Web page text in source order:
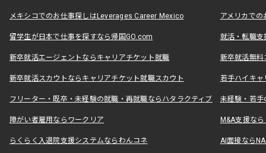
メキシコでのお仕事探しはLeverages Career Mexico アメリカで
留学生が日本で仕事を探すなら帰国GO.com 就活・転職
新卒就活エージェントならキャリアチケット就職 新卒就活無料
新卒就活スカウトならキャリアチケット就職スカウト 若手ハイキ
フリーター・既卒・未経験の就職・再就職ならハタラクティブ 未経験・若手
障がい者雇用ならワークリア M&A支援な
らくらく入退院支援システムならわんコネ AI面接なら